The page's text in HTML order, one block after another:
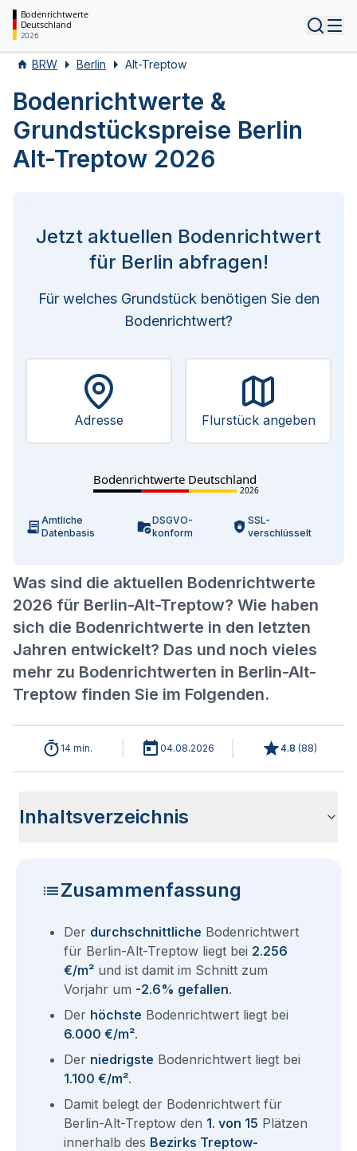
Bodenrichtwerte
Deutschland
2026
BRW Berlin Alt-Treptow
Bodenrichtwerte &
Grundstückspreise Berlin
Alt-Treptow 2026
Was sind die aktuellen Bodenrichtwerte
2026 für Berlin-Alt-Treptow? Wie haben
sich die Bodenrichtwerte in den letzten
Jahren entwickelt? Das und noch vieles
mehr zu Bodenrichtwerten in Berlin-Alt-
Treptow finden Sie im Folgenden.
Jetzt aktuellen Bodenrichtwert
für Berlin abfragen!
Für welches Grundstück benötigen Sie den
Bodenrichtwert?
Adresse Flurstück angeben
Bodenrichtwerte Deutschland
2026
Amtliche
Datenbasis
DSGVO-
konform
SSL-
verschlüsselt
14 min. 04.08.2026 4.8 (88)
Inhaltsverzeichnis
Zusammenfassung
Der durchschnittliche Bodenrichtwert
für Berlin-Alt-Treptow liegt bei 2.256
€/m² und ist damit im Schnitt zum
Vorjahr um -2.6% gefallen.
Der höchste Bodenrichtwert liegt bei
6.000 €/m².
Der niedrigste Bodenrichtwert liegt bei
1.100 €/m².
Damit belegt der Bodenrichtwert für
Berlin-Alt-Treptow den 1. von 15 Plätzen
innerhalb des Bezirks Treptow-